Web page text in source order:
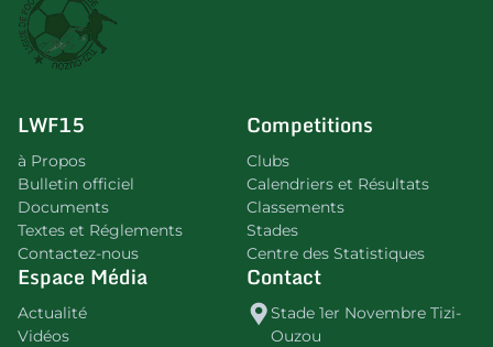
LWF15
à Propos
Bulletin officiel
Documents
Textes et Réglements
Contactez-nous
Competitions
Clubs
Calendriers et Résultats
Classements
Stades
Centre des Statistiques
Espace Média
Actualité
Vidéos
Contact
Stade 1er Novembre Tizi-
Ouzou